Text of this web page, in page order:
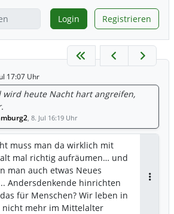
Login Registrieren
17:07 Uhr
wird heute Nacht hart angreifen,
, 8. Jul 16:19 Uhr
muss man da wirklich mit
mal richtig aufräumen… und
man auch etwas Neues
Andersdenkende hinrichten
für Menschen? Wir leben in
nicht mehr im Mittelalter